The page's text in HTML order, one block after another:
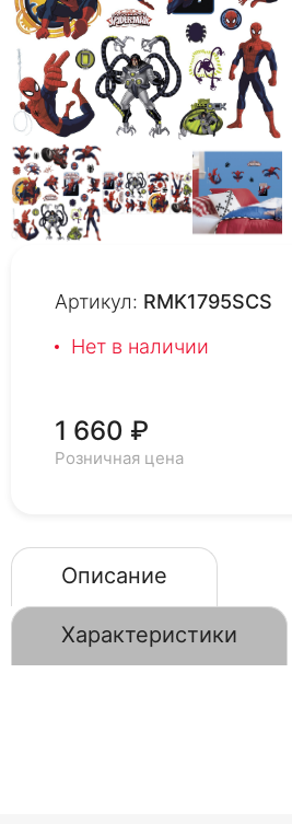
Артикул: RMK1795SCS
Нет в наличии
1 660 ₽
Розничная цена
Описание
Характеристики